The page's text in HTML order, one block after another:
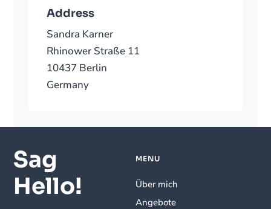
Address
Sandra Karner
Rhinower Straße 11
10437 Berlin
Germany
Sag
Hello!
MENU
Über mich
Angebote